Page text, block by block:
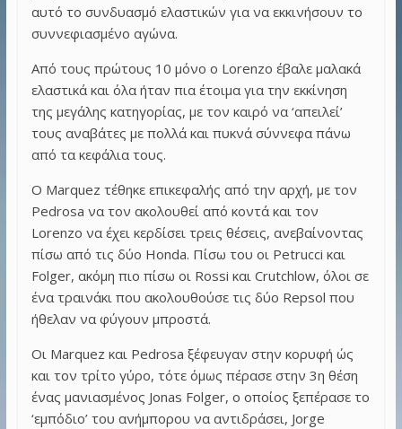
αυτό το συνδυασμό ελαστικών για να εκκινήσουν το
συννεφιασμένο αγώνα.
Από τους πρώτους 10 μόνο ο Lorenzo έβαλε μαλακά
ελαστικά και όλα ήταν πια έτοιμα για την εκκίνηση
της μεγάλης κατηγορίας, με τον καιρό να ‘απειλεί’
τους αναβάτες με πολλά και πυκνά σύννεφα πάνω
από τα κεφάλια τους.
Ο Marquez τέθηκε επικεφαλής από την αρχή, με τον
Pedrosa να τον ακολουθεί από κοντά και τον
Lorenzo να έχει κερδίσει τρεις θέσεις, ανεβαίνοντας
πίσω από τις δύο Honda. Πίσω του οι Petrucci και
Folger, ακόμη πιο πίσω οι Rossi και Crutchlow, όλοι σε
ένα τραινάκι που ακολουθούσε τις δύο Repsol που
ήθελαν να φύγουν μπροστά.
Οι Marquez και Pedrosa ξέφευγαν στην κορυφή ώς
και τον τρίτο γύρο, τότε όμως πέρασε στην 3η θέση
ένας μανιασμένος Jonas Folger, ο οποίος ξεπέρασε το
‘εμπόδιο’ του ανήμπορου να αντιδράσει, Jorge